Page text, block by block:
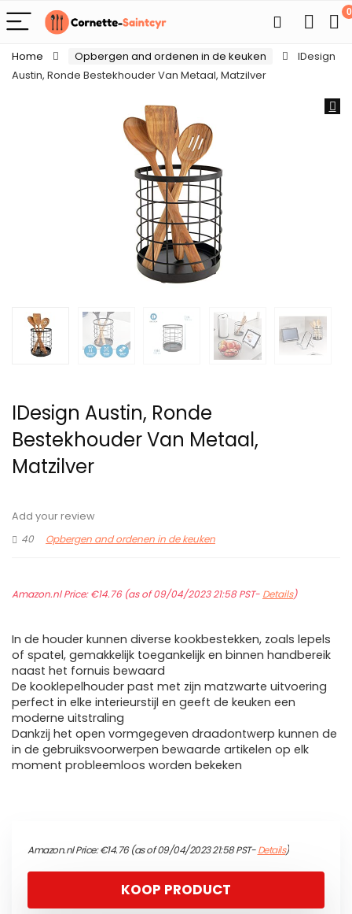
0
Home Opbergen and ordenen in de keuken
IDesign
Austin, Ronde Bestekhouder Van Metaal, Matzilver
IDesign Austin, Ronde
Bestekhouder Van Metaal,
Matzilver
Add your review
40
Opbergen and ordenen in de keuken
Amazon.nl Price:€14.76(as of 09/04/2023 21:58 PST- Details)
In de houder kunnen diverse kookbestekken, zoals lepels
of spatel, gemakkelijk toegankelijk en binnen handbereik
naast het fornuis bewaard
De kooklepelhouder past met zijn matzwarte uitvoering
perfect in elke interieurstijl en geeft de keuken een
moderne uitstraling
Dankzij het open vormgegeven draadontwerp kunnen de
in de gebruiksvoorwerpen bewaarde artikelen op elk
moment probleemloos worden bekeken
Amazon.nl Price:€14.76(as of 09/04/2023 21:58 PST-Details)
KOOP PRODUCT